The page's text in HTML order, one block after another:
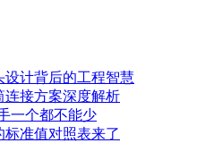
设计背后的工程智慧
连接方案深度解析
一个都不能少
准值对照表来了